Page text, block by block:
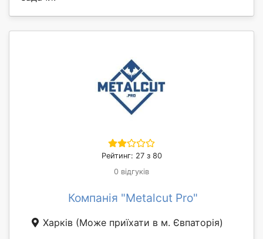
Рейтинг: 27 з 80
0 відгуків
Компанія "Metalcut Pro"
Харків (Може приїхати в м. Євпаторія)